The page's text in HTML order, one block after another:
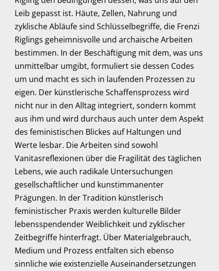
Leib gepasst ist. Häute, Zellen, Nahrung und
zyklische Abläufe sind Schlüsselbegriffe, die Frenzi
Riglings geheimnisvolle und archaische Arbeiten
bestimmen. In der Beschäftigung mit dem, was uns
unmittelbar umgibt, formuliert sie dessen Codes
um und macht es sich in laufenden Prozessen zu
eigen. Der künstlerische Schaffensprozess wird
nicht nur in den Alltag integriert, sondern kommt
aus ihm und wird durchaus auch unter dem Aspekt
des feministischen Blickes auf Haltungen und
Werte lesbar. Die Arbeiten sind sowohl
Vanitasreflexionen über die Fragilität des täglichen
Lebens, wie auch radikale Untersuchungen
gesellschaftlicher und kunstimmanenter
Prägungen. In der Tradition künstlerisch
feministischer Praxis werden kulturelle Bilder
lebensspendender Weiblichkeit und zyklischer
Zeitbegriffe hinterfragt. Über Materialgebrauch,
Medium und Prozess entfalten sich ebenso
sinnliche wie existenzielle Auseinandersetzungen